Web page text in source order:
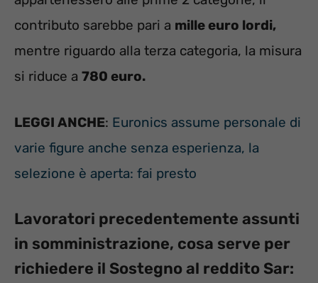
contributo sarebbe pari a mille euro lordi,
mentre riguardo alla terza categoria, la misura
si riduce a 780 euro.
LEGGI ANCHE: Euronics assume personale di
varie figure anche senza esperienza, la
selezione è aperta: fai presto
Lavoratori precedentemente assunti
in somministrazione, cosa serve per
richiedere il Sostegno al reddito Sar: